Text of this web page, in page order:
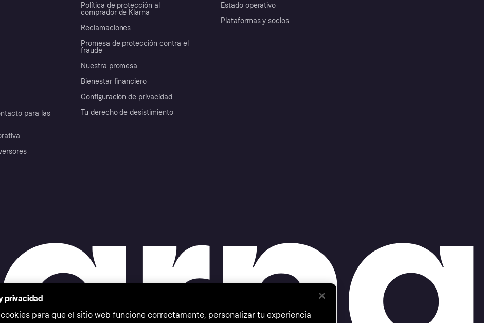
para las
Política de protección al
comprador de Klarna
Reclamaciones
Promesa de protección contra el
fraude
Nuestra promesa
Bienestar financiero
Configuración de privacidad
Tu derecho de desistimiento
Estado operativo
Plataformas y socios
privacidad
cookies para que el sitio web funcione correctamente, personalizar tu experiencia